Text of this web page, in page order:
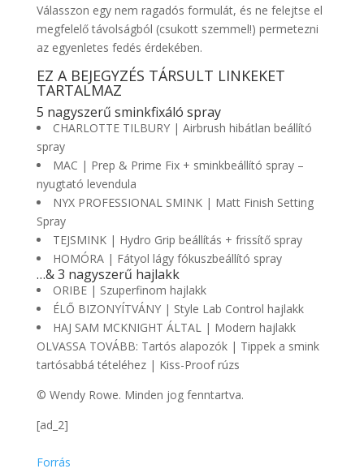
Válasszon egy nem ragadós formulát, és ne felejtse el
megfelelő távolságból (csukott szemmel!) permetezni
az egyenletes fedés érdekében.
EZ A BEJEGYZÉS TÁRSULT LINKEKET
TARTALMAZ
5 nagyszerű sminkfixáló spray
CHARLOTTE TILBURY | Airbrush hibátlan beállító
spray
MAC | Prep & Prime Fix + sminkbeállító spray –
nyugtató levendula
NYX PROFESSIONAL SMINK | Matt Finish Setting
Spray
TEJSMINK | Hydro Grip beállítás + frissítő spray
HOMÓRA | Fátyol lágy fókuszbeállító spray
…& 3 nagyszerű hajlakk
ORIBE | Szuperfinom hajlakk
ÉLŐ BIZONYÍTVÁNY | Style Lab Control hajlakk
HAJ SAM MCKNIGHT ÁLTAL | Modern hajlakk
OLVASSA TOVÁBB: Tartós alapozók | Tippek a smink
tartósabbá tételéhez | Kiss-Proof rúzs
© Wendy Rowe. Minden jog fenntartva.
[ad_2]
Forrás